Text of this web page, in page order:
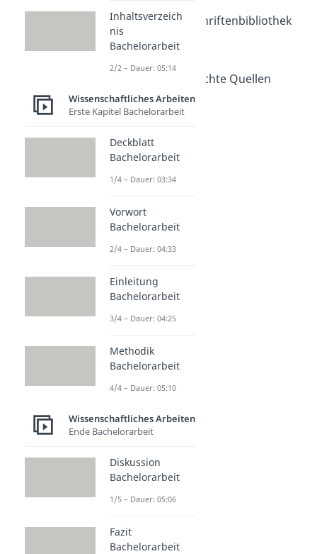
Elektronische Zeitschriftenbibliothek
Dauer: 05:18
Citavi Anleitung
Dauer: 04:40
Gute Quellen - Schlechte Quellen
Dauer: 04:43
SQ3R-Methode
Inhaltsverzeich
nis
Bachelorarbeit
2/2 – Dauer: 05:14
Wissenschaftliches Arbeiten
Erste Kapitel Bachelorarbeit
Deckblatt
Bachelorarbeit
1/4 – Dauer: 03:34
Vorwort
Bachelorarbeit
2/4 – Dauer: 04:33
Einleitung
Bachelorarbeit
3/4 – Dauer: 04:25
Methodik
Bachelorarbeit
4/4 – Dauer: 05:10
Wissenschaftliches Arbeiten
Ende Bachelorarbeit
Diskussion
Bachelorarbeit
1/5 – Dauer: 05:06
Fazit
Bachelorarbeit